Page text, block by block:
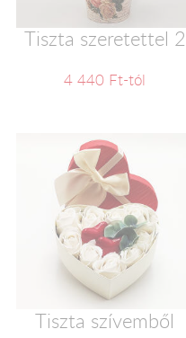
Tiszta szeretettel 2
4 440 Ft-tól
Tiszta szívemből